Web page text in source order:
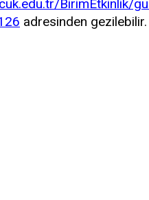
BirimEtkinlik/
adresinden gezilebilir.